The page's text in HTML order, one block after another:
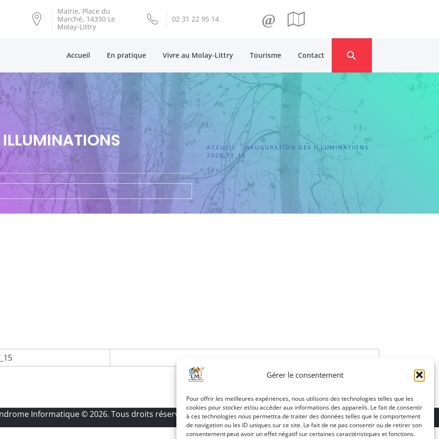
Gérer le consentement
Pour offrir les meilleures expériences, nous utilisons des technologies telles que les
cookies pour stocker et/ou accéder aux informations des appareils. Le fait de consentir
à ces technologies nous permettra de traiter des données telles que le comportement
de navigation ou les ID uniques sur ce site. Le fait de ne pas consentir ou de retirer son
consentement peut avoir un effet négatif sur certaines caractéristiques et fonctions.
Mairie, Place du
Marché, 14330 Le
Molay-Littry
02 31 22 95 14 @
Accueil En pratique Vivre au Molay-Littry Tourisme Contact
ACCUEIL
INAUGURATION DES ILLUMINATIONS
2023_12_15
Informatique© 2026. Tous droits réservés.|Mentions légales